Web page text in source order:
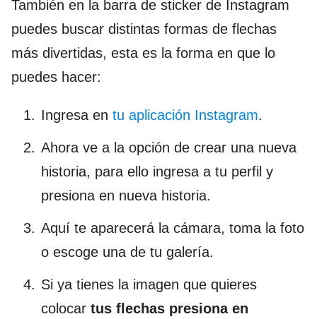
También en la barra de sticker de Instagram
puedes buscar distintas formas de flechas
más divertidas, esta es la forma en que lo
puedes hacer:
Ingresa en tu aplicación Instagram.
Ahora ve a la opción de crear una nueva
historia, para ello ingresa a tu perfil y
presiona en nueva historia.
Aquí te aparecerá la cámara, toma la foto
o escoge una de tu galería.
Si ya tienes la imagen que quieres
colocar tus flechas presiona en